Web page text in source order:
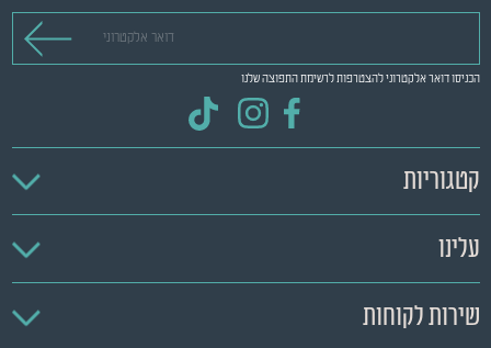
הכניסו דואר אלקטרוני להצטרפות לרשימת התפוצה שלנו
קטגוריות
עלינו
שירות לקוחות